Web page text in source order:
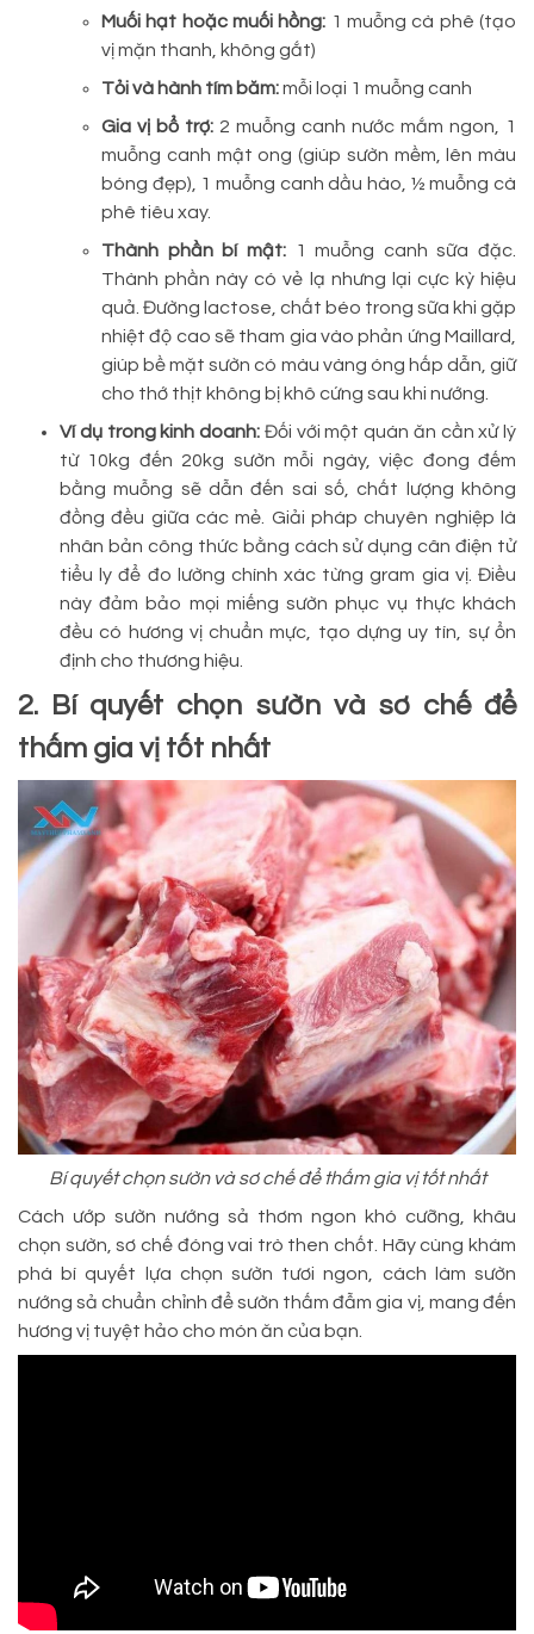
Muối hạt hoặc muối hồng: 1 muỗng cà phê (tạo
vị mặn thanh, không gắt)
Tỏi và hành tím băm:mỗi loại 1 muỗng canh
Gia vị bổ trợ: 2 muỗng canh nước mắm ngon, 1
muỗng canh mật ong (giúp sườn mềm, lên màu
bóng đẹp), 1 muỗng canh dầu hào, ½ muỗng cà
phê tiêu xay.
Thành phần bí mật:1 muỗng canh sữa đặc.
Thành phần này có vẻ lạ nhưng lại cực kỳ hiệu
quả. Đường lactose, chất béo trong sữa khi gặp
nhiệt độ cao sẽ tham gia vào phản ứng Maillard,
giúp bề mặt sườn có màu vàng óng hấp dẫn, giữ
cho thớ thịt không bị khô cứng sau khi nướng.
Ví dụ trong kinh doanh: Đối với một quán ăn cần xử lý
từ 10kg đến 20kg sườn mỗi ngày, việc đong đếm
bằng muỗng sẽ dẫn đến sai số, chất lượng không
đồng đều giữa các mẻ. Giải pháp chuyên nghiệp là
nhân bản công thức bằng cách sử dụng cân điện tử
tiểu ly để đo lường chính xác từng gram gia vị. Điều
này đảm bảo mọi miếng sườn phục vụ thực khách
đều có hương vị chuẩn mực, tạo dựng uy tín, sự ổn
định cho thương hiệu.
2. Bí quyết chọn sườn và sơ chế để
thấm gia vị tốt nhất
Bí quyết chọn sườn và sơ chế để thấm gia vị tốt nhất
Cách ướp sườn nướng sả thơm ngon khó cưỡng, khâu
chọn sườn, sơ chế đóng vai trò then chốt. Hãy cùng khám
phá bí quyết lựa chọn sườn tươi ngon, cách làm sườn
nướng sả chuẩn chỉnh để sườn thấm đẫm gia vị, mang đến
hương vị tuyệt hảo cho món ăn của bạn.